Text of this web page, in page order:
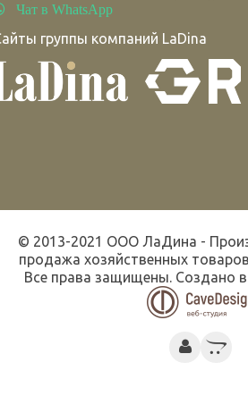
Чат в WhatsApp
группы компаний LaDina
© 2013-2021 ООО ЛаДина -
продажа хозяйственных
Все права защищены. Создано